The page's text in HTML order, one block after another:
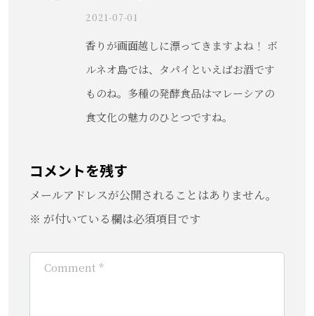
2021-07-01
香りが画面越しに漂ってきますよね！ ボ
ルネオ島では、タパイといえばお酒です
ものね。多種の発酵食品はマレーシアの
食文化の魅力のひとつですね。
コメントを残す
メールアドレスが公開されることはありません。
※ が付いている欄は必須項目です